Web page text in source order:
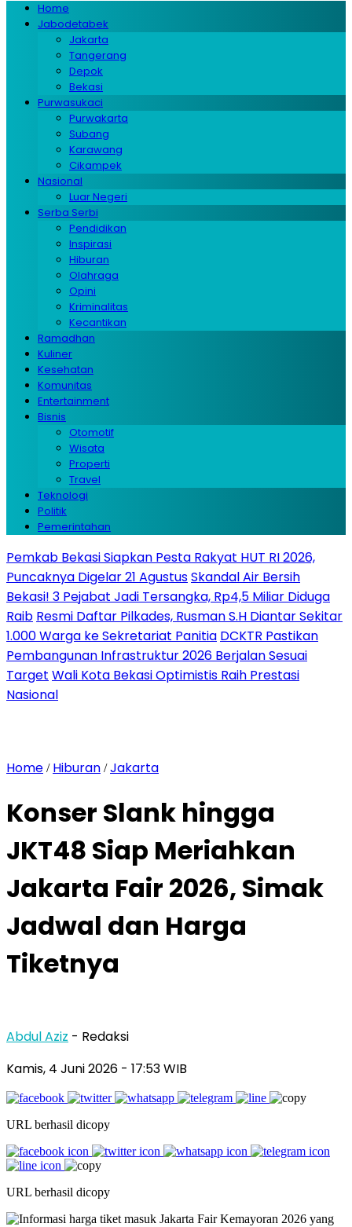
Home
Jabodetabek
Jakarta
Tangerang
Depok
Bekasi
Purwasukaci
Purwakarta
Subang
Karawang
Cikampek
Nasional
Luar Negeri
Serba Serbi
Pendidikan
Inspirasi
Hiburan
Olahraga
Opini
Kriminalitas
Kecantikan
Ramadhan
Kuliner
Kesehatan
Komunitas
Entertainment
Bisnis
Otomotif
Wisata
Properti
Travel
Teknologi
Politik
Pemerintahan
Pemkab Bekasi Siapkan Pesta Rakyat HUT RI 2026,
Puncaknya Digelar 21 AgustusSkandal Air Bersih
Bekasi! 3 Pejabat Jadi Tersangka, Rp4,5 Miliar Diduga
Raib Resmi Daftar Pilkades, Rusman S.H Diantar Sekitar
1.000 Warga ke Sekretariat Panitia DCKTR Pastikan
Pembangunan Infrastruktur 2026 Berjalan Sesuai
Target Wali Kota Bekasi Optimistis Raih Prestasi
Nasional
Home / Hiburan /Jakarta
Konser Slank hingga
JKT48 Siap Meriahkan
Jakarta Fair 2026, Simak
Jadwal dan Harga
Tiketnya
Abdul Aziz - Redaksi
Kamis, 4 Juni 2026 - 17:53 WIB
URL berhasil dicopy
URL berhasil dicopy